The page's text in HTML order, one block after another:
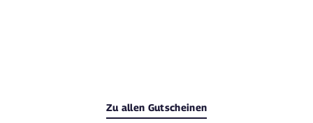
Zu allen Gutscheinen